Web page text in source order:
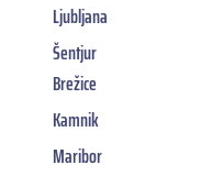
Ljubljana
Šentjur
Brežice
Kamnik
Maribor